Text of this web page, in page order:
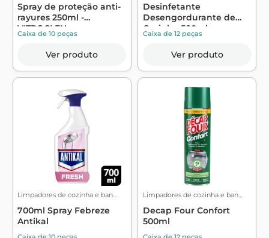
Spray de proteção anti-
rayures 250ml -
VITROCLEN
Caixa de 10 peças
Ver produto
Desinfetante
Desengordurante de
Cozinha 500ml -
SANYTOL
Caixa de 12 peças
Ver produto
Limpadores de cozinha e ban...
700ml Spray Febreze
Antikal
Limpadores de cozinha e ban...
Decap Four Confort
500ml